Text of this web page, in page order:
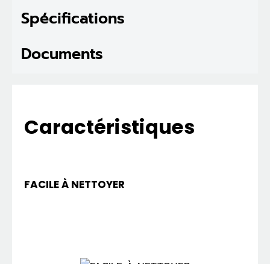
Spécifications
Documents
Caractéristiques
FACILE À NETTOYER